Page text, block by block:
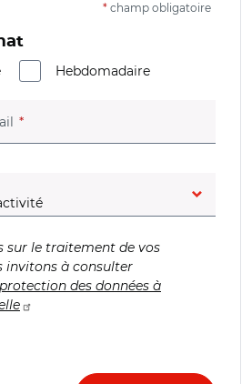
* champ obligatoire
Hebdomadaire
(champ obligatoire)
sur le traitement de vos
invitons à consulter
des données à